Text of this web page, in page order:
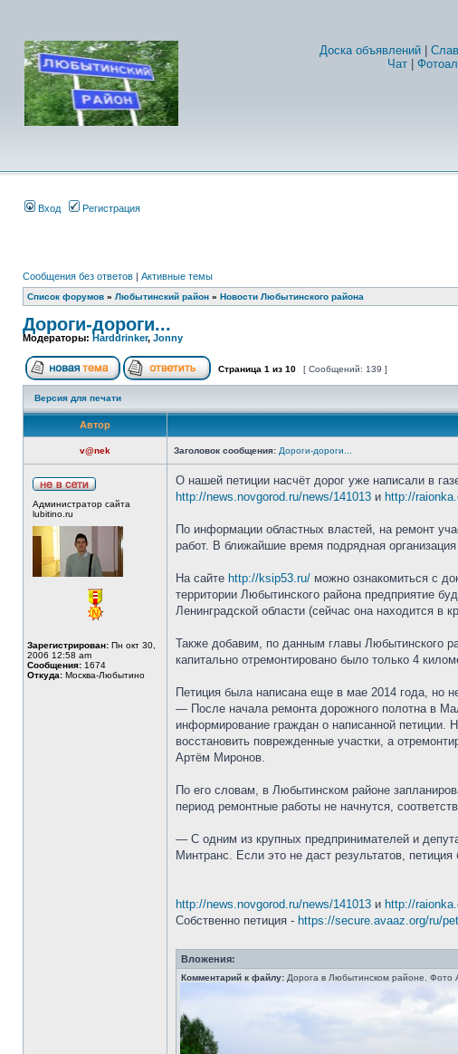
Доска объявлений
Чат
Вход Регистрация
Сообщения без ответов | Активные темы
Список форумов » Любытинский район » Новости Любытинского района
Дороги-дороги...
Модераторы: Harddrinker, Jonny
Страница 1 из 10 [ Сообщений: 139 ]
Версия для печати
Автор
v@nek Заголовок сообщения: Дороги-дороги...
Администратор сайта
lubitino.ru
Зарегистрирован: Пн окт 30,
2006 12:58 am
Сообщения: 1674
Откуда: Москва-Любытино
О нашей петиции насчёт дорог уже написали в
http://news.novgorod.ru/news/141013 и http://
По информации областных властей, на ремонт
работ. В ближайшие время подрядная
На сайте http://ksip53.ru/ можно ознакомиться с
территории Любытинского района предприятие
Ленинградской области (сейчас она находится в
Также добавим, по данным главы Любытинского
капитально отремонтировано было только 4
Петиция была написана еще в мае 2014 года, но
— После начала ремонта дорожного полотна в
информирование граждан о написанной петиции.
восстановить поврежденные участки, а
Артём Миронов.
По его словам, в Любытинском районе
период ремонтные работы не начнутся,
— С одним из крупных предпринимателей и
Минтранс. Если это не даст результатов,
http://news.novgorod.ru/news/141013 и http://
Собственно петиция - https://secure.avaaz.org/ru/
Вложения:
Комментарий к файлу: Дорога в Любытинском районе. Фото